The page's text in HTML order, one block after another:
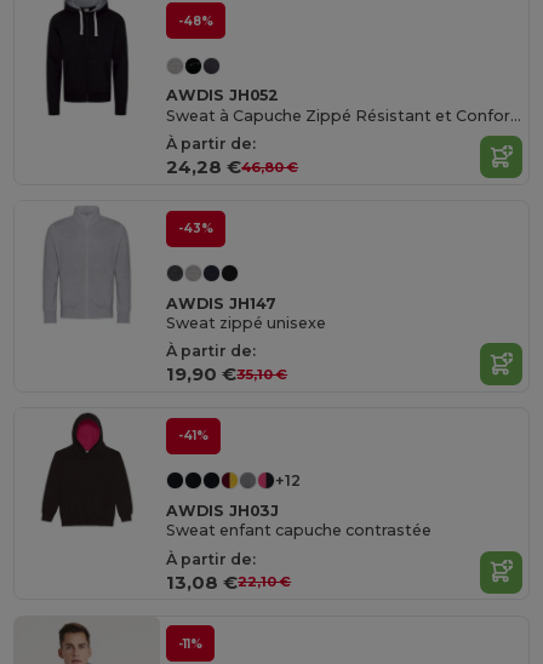
-48%
AWDIS JH052
Sweat à Capuche Zippé Résistant et Confortable
À partir de:
24,28 €46,80 €
-43%
AWDIS JH147
Sweat zippé unisexe
À partir de:
19,90 €35,10 €
-41%
+12
AWDIS JH03J
Sweat enfant capuche contrastée
À partir de:
13,08 €22,10 €
-11%